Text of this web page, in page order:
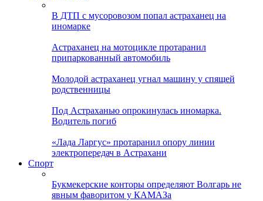
В ДТП с мусоровозом попал астраханец на
иномарке
Астраханец на мотоцикле протаранил
припаркованный автомобиль
Молодой астраханец угнал машину у спящей
родственницы
Под Астраханью опрокинулась иномарка.
Водитель погиб
«Лада Ларгус» протаранил опору линии
электропередач в Астрахани
Спорт
Букмекерские конторы определяют Волгарь не
явным фаворитом у КАМАЗа